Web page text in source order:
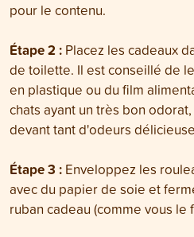
pour le contenu.
Étape 2 : Placez les cadeaux
de toilette. Il est conseillé de
en plastique ou du film
chats ayant un très bon
devant tant d'odeurs
Étape 3 : Enveloppez les
avec du papier de soie et
ruban cadeau (comme vous